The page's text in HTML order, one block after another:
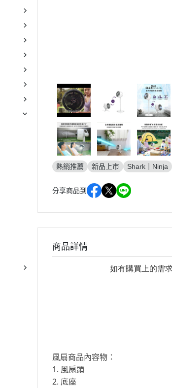
熱銷推薦 新品上市 Shark｜Ninja
分享商品到
商品詳情
如有購買上的需
風扇商品內容物：
1. 風扇頭
2. 底座